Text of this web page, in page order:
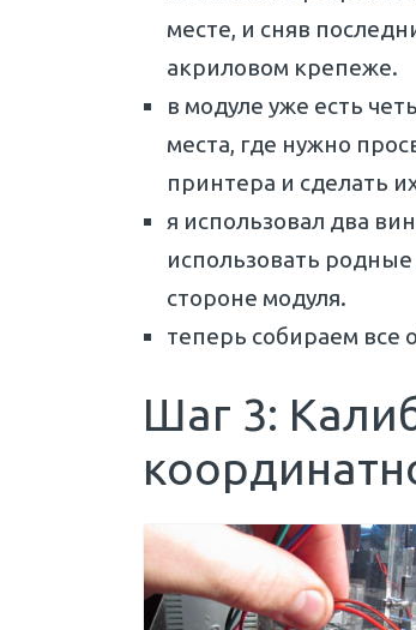
месте, и сняв
акриловом крепеже.
в модуле уже есть
места, где нужно
принтера и сделать
я использовал два
использовать
стороне модуля.
теперь собираем все
Шаг 3: